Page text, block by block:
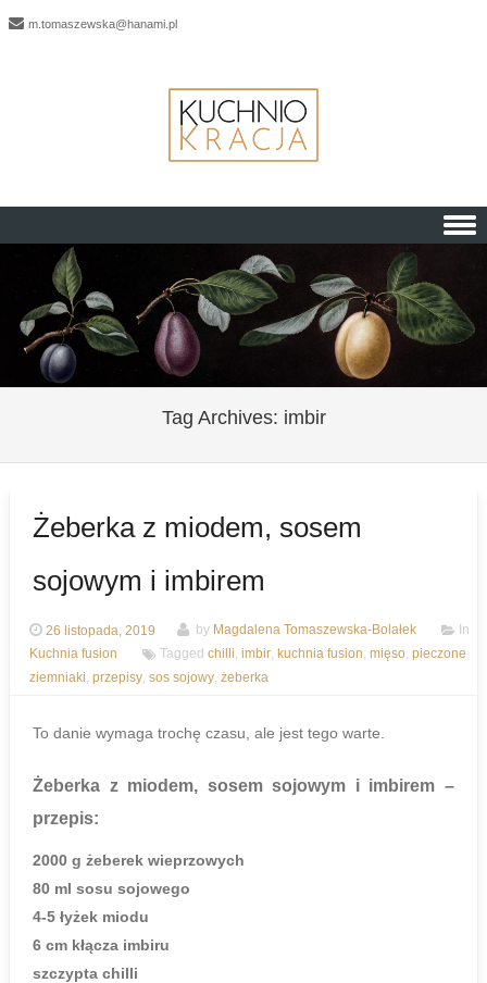
m.tomaszewska@hanami.pl
Skip to content
Tag Archives: imbir
Żeberka z miodem, sosem
sojowym i imbirem
26 listopada, 2019 by Magdalena Tomaszewska-Bolałek
In
Kuchnia fusion
Tagged chilli, imbir, kuchnia fusion, mięso, pieczone
ziemniaki, przepisy, sos sojowy, żeberka
To danie wymaga trochę czasu, ale jest tego warte.
Żeberka z miodem, sosem sojowym i imbirem –
przepis:
2000 g żeberek wieprzowych
80 ml sosu sojowego
4-5 łyżek miodu
6 cm kłącza imbiru
szczypta chilli